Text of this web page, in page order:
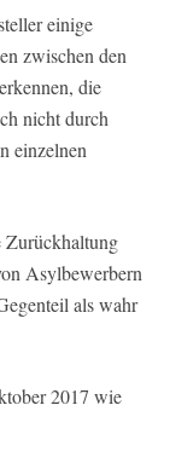
einige
zwischen den
die
nicht durch
einzelnen
Asylbewerbern
als wahr
2017 wie